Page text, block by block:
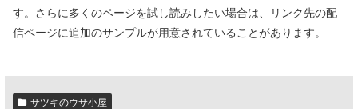
す。さらに多くのページを試し読みしたい場合は、リンク先の配
信ページに追加のサンプルが用意されていることがあります。
サツキのウサ小屋